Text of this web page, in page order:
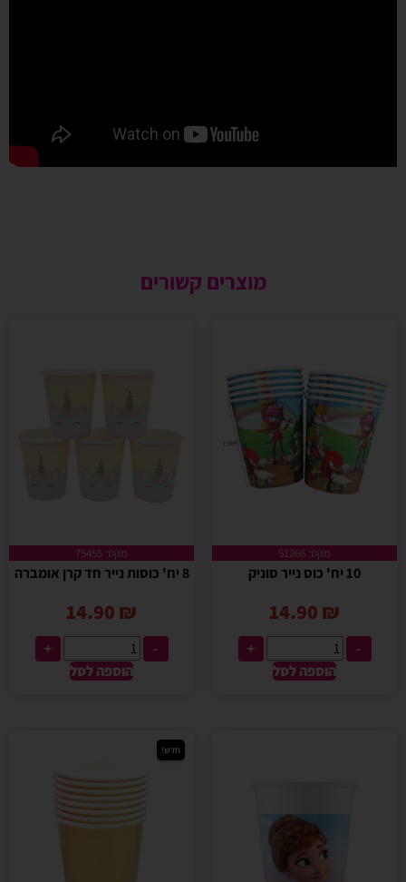
מוצרים קשורים
מקט: 51266
10 יח' כוס נייר סוניק
14.90 ₪
-
+
הוספה לסל
מקט: 75455
8 יח' כוסות נייר חד קרן אומברה
14.90 ₪
-
+
הוספה לסל
חדש!